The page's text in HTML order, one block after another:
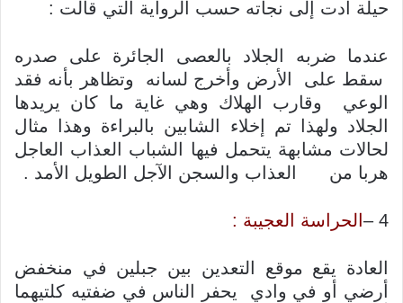
حيلة أدت إلى نجاته حسب الرواية التي قالت :
عندما ضربه الجلاد بالعصى الجائرة على صدره
سقط على الأرض وأخرج لسانه وتظاهر بأنه فقد
الوعي وقارب الهلاك وهي غاية ما كان يريدها
الجلاد ولهذا تم إخلاء الشابين بالبراءة وهذا مثال
لحالات مشابهة يتحمل فيها الشباب العذاب العاجل
هربا من العذاب والسجن الآجل الطويل الأمد .
4 – الحراسة العجيبة :
العادة يقع موقع التعدين بين جبلين في منخفض
أرضي أو في وادي يحفر الناس في ضفتيه كلتيهما